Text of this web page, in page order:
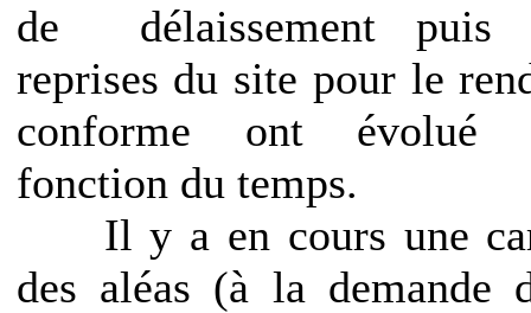
de délaissement puis
reprises du site pour le
conforme ont évolué
fonction du temps.
Il y a en cours une
des aléas (à la demande